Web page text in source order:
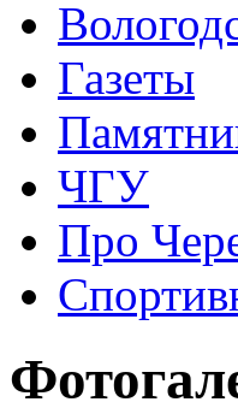
Газеты
ЧГУ
Про